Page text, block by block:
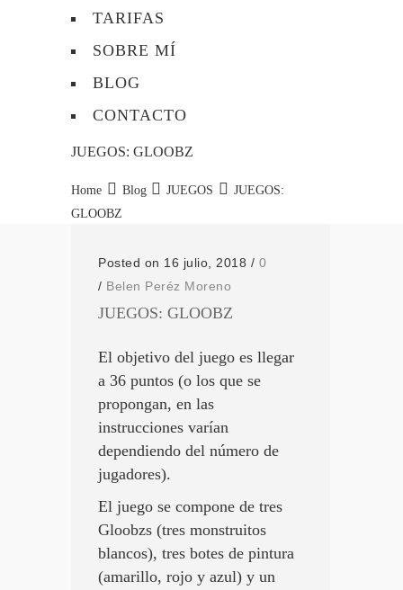
TARIFAS
SOBRE MÍ
BLOG
CONTACTO
JUEGOS: GLOOBZ
Home Blog JUEGOS
JUEGOS:
GLOOBZ
Posted on 16 julio, 2018 / 0
/ Belen Peréz Moreno
JUEGOS: GLOOBZ
El objetivo del juego es llegar
a 36 puntos (o los que se
propongan, en las
instrucciones varían
dependiendo del número de
jugadores).
El juego se compone de tres
Gloobzs (tres monstruitos
blancos), tres botes de pintura
(amarillo, rojo y azul) y un